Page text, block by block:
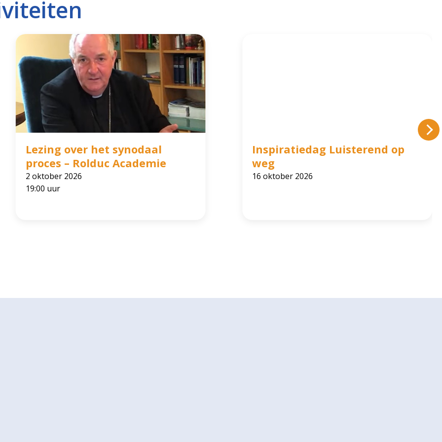
Lezing over het synodaal
proces – Rolduc Academie
2 oktober 2026
19:00 uur
Inspiratiedag Luisterend op
weg
16 oktober 2026